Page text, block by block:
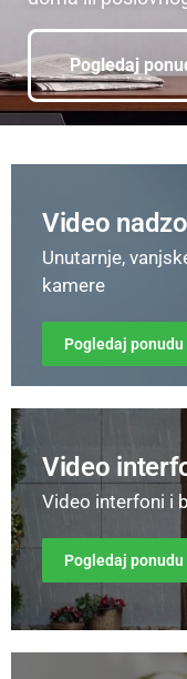
Pogledaj
Video
Unutarnje,
kamere
Pogledaj ponudu
Video
Video interfoni i
Pogledaj ponudu